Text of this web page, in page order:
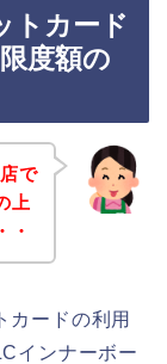
トカード
度額の
で
上
・
カードの利用
インナーボー